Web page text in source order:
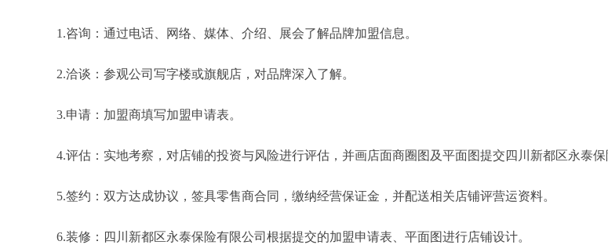
1.咨询：通过电话、网络、媒体、介绍、展会了解品牌加盟信息。
2.洽谈：参观公司写字楼或旗舰店，对品牌深入了解。
3.申请：加盟商填写加盟申请表。
4.评估：实地考察，对店铺的投资与风险进行评估，并画店面商圈图及平面图提交四川新都区永泰保
5.签约：双方达成协议，签具零售商合同，缴纳经营保证金，并配送相关店铺评营运资料。
6.装修：四川新都区永泰保险有限公司根据提交的加盟申请表、平面图进行店铺设计。